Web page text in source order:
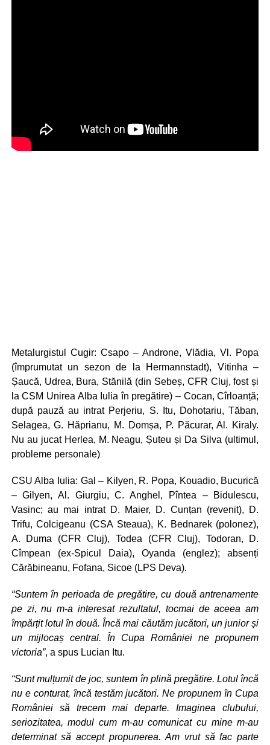
Metalurgistul Cugir: Csapo – Androne, Vlădia, Vl. Popa
(împrumutat un sezon de la Hermannstadt), Vitinha –
Șaucă, Udrea, Bura, Stănilă (din Sebeș, CFR Cluj, fost și
la CSM Unirea Alba Iulia în pregătire) – Cocan, Cîrloanță;
după pauză au intrat Perjeriu, S. Itu, Dohotariu, Tăban,
Selagea, G. Hăprianu, M. Domșa, P. Păcurar, Al. Kiraly.
Nu au jucat Herlea, M. Neagu, Șuteu și Da Silva (ultimul,
probleme personale)
CSU Alba Iulia: Gal – Kilyen, R. Popa, Kouadio, Bucurică
– Gilyen, Al. Giurgiu, C. Anghel, Pîntea – Bidulescu,
Vasinc; au mai intrat D. Maier, D. Cunțan (revenit), D.
Trifu, Colcigeanu (CSA Steaua), K. Bednarek (polonez),
A. Duma (CFR Cluj), Todea (CFR Cluj), Todoran, D.
Cîmpean (ex-Spicul Daia), Oyanda (englez); absenți
Cărăbineanu, Fofana, Sicoe (LPS Deva).
“Suntem în perioada de pregătire, cu două antrenamente
pe zi, nu m-a interesat rezultatul, tocmai de aceea am
împărțit lotul în două. Încă mai căutăm jucători, un junior și
un mijlocaș central. În Cupa României ne propunem
victoria”, a spus Lucian Itu.
“Sunt mulțumit de joc, suntem în plină pregătire. Lotul încă
nu e conturat, încă testăm jucători. Ne propunem în Cupa
României să trecem mai departe. Imaginea clubului,
seriozitatea, modul cum m-au comunicat cu mine m-au
determinat să accept propunerea. Am vrut să fac parte